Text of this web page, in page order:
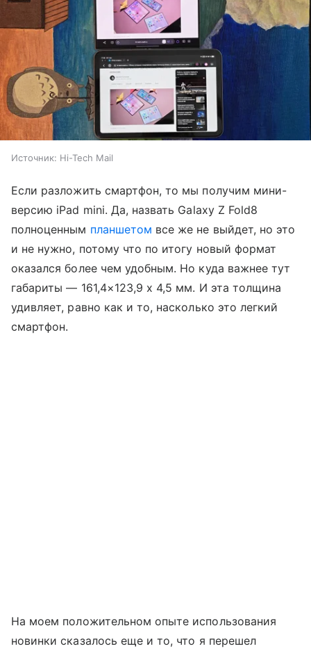
Источник: Hi-Tech Mail
Если разложить смартфон, то мы получим мини-
версию iPad mini. Да, назвать Galaxy Z Fold8
полноценным планшетом все же не выйдет, но это
и не нужно, потому что по итогу новый формат
оказался более чем удобным. Но куда важнее тут
габариты — 161,4×123,9 x 4,5 мм. И эта толщина
удивляет, равно как и то, насколько это легкий
смартфон.
На моем положительном опыте использования
новинки сказалось еще и то, что я перешел